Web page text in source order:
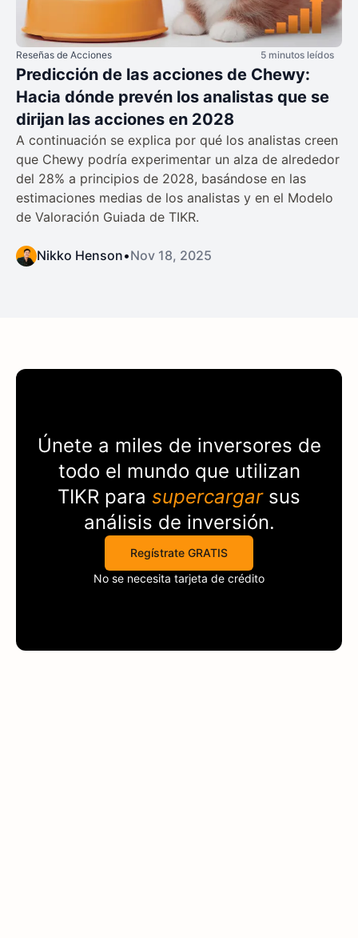
Reseñas de Acciones 5 minutos leídos
Predicción de las acciones de Chewy:
Hacia dónde prevén los analistas que se
dirijan las acciones en 2028
A continuación se explica por qué los analistas creen
que Chewy podría experimentar un alza de alrededor
del 28% a principios de 2028, basándose en las
estimaciones medias de los analistas y en el Modelo
de Valoración Guiada de TIKR.
Nikko Henson•Nov 18, 2025
Únete a miles de inversores de
todo el mundo que utilizan
TIKR para supercargarsus
análisis de inversión.
Regístrate GRATIS
No se necesita tarjeta de crédito